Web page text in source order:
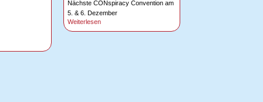
Nächste CONspiracy Convention am
5. & 6. Dezember
Weiterlesen